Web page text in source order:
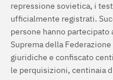
repressione sovietica, i
ufficialmente registrati.
persone hanno
Suprema della
giuridiche e confiscato
le perquisizioni, centinaia